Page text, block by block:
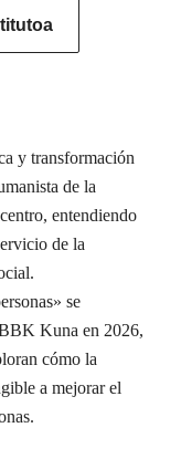
y transformación
de la
entendiendo
de la
se
Kuna en 2026,
cómo la
a mejorar el